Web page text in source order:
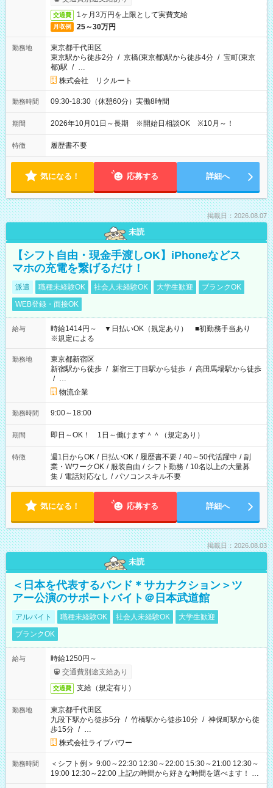
交通費 1ヶ月3万円を上限として実費支給
月収例 25～30万円
勤務地
東京都千代田区
東京駅から徒歩2分 / 京橋(東京都)駅から徒歩4分 / 宝町(東京
都)駅 / …
株式会社 リクルート
勤務時間 09:30-18:30（休憩60分）実働8時間
期間 2026年10月01日～長期 ※開始日相談OK ※10月～！
特徴 履歴書不要
気になる！ 応募する 詳細へ
掲載日：2026.08.07
未読
【シフト自由・現金手渡しOK】iPhoneなどス
マホの充電を繋げるだけ！
派遣 職種未経験OK 社会人未経験OK 大学生歓迎
ブランクOK
WEB登録・面接OK
給与
時給1414円～ ▼日払いOK（規定あり） ■初勤務手当あり
※規定による
勤務地
東京都新宿区
新宿駅から徒歩 / 新宿三丁目駅から徒歩 / 高田馬場駅から徒歩
/ …
物流企業
勤務時間 9:00～18:00
期間 即日～OK！ 1日～働けます＾＾（規定あり）
特徴 週1日からOK / 日払いOK / 履歴書不要 / 40～50代活躍中 / 副
業・WワークOK / 服装自由 / シフト勤務 / 10名以上の大量募
集 / 電話対応なし / パソコンスキル不要
気になる！ 応募する 詳細へ
掲載日：2026.08.03
未読
＜日本を代表するバンド＊サカナクション＞ツ
アー公演のサポートバイト＠日本武道館
アルバイト 職種未経験OK 社会人未経験OK
大学生歓迎
ブランクOK
給与
時給1250円～
交通費別途支給あり
交通費 支給（規定有り）
勤務地
東京都千代田区
九段下駅から徒歩5分 / 竹橋駅から徒歩10分 / 神保町駅から徒
歩15分 / …
株式会社ライブパワー
勤務時間
＜シフト例＞ 9:00～22:30 12:30～22:00 15:30～21:00 12:30～
19:00 12:30～22:00 上記の時間から好きな時間を選べます！ ※
時間は変更となる可能性があります